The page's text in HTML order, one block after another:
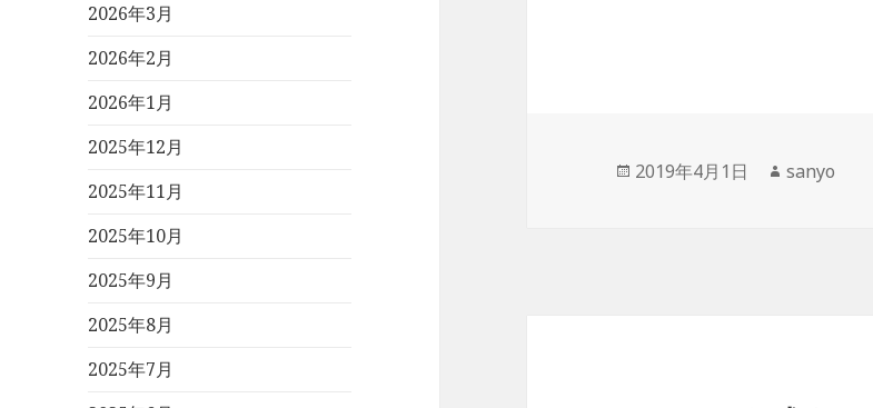
2026年3月
2026年2月
2026年1月
2025年12月
2025年11月
2025年10月
2025年9月
2025年8月
2025年7月
投
2019年4月1日
作
sanyo